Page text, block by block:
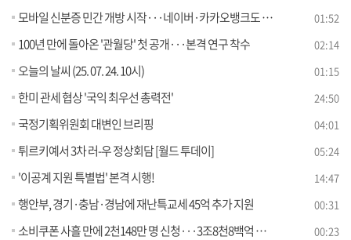
모바일 신분증 민간 개방 시작···네이버·카카오뱅크도 발급 01:52
100년 만에 돌아온 '관월당' 첫 공개···본격 연구 착수 02:14
오늘의 날씨 (25. 07. 24. 10시) 01:15
한미 관세 협상 '국익 최우선 총력전' 24:50
국정기획위원회 대변인 브리핑 04:01
튀르키예서 3차 러-우 정상회담 [월드 투데이] 05:24
'이공계 지원 특별법' 본격 시행! 14:47
행안부, 경기·충남·경남에 재난특교세 45억 추가 지원 00:31
소비쿠폰 사흘 만에 2천148만 명 신청···3조8천8백억 지급 00:23